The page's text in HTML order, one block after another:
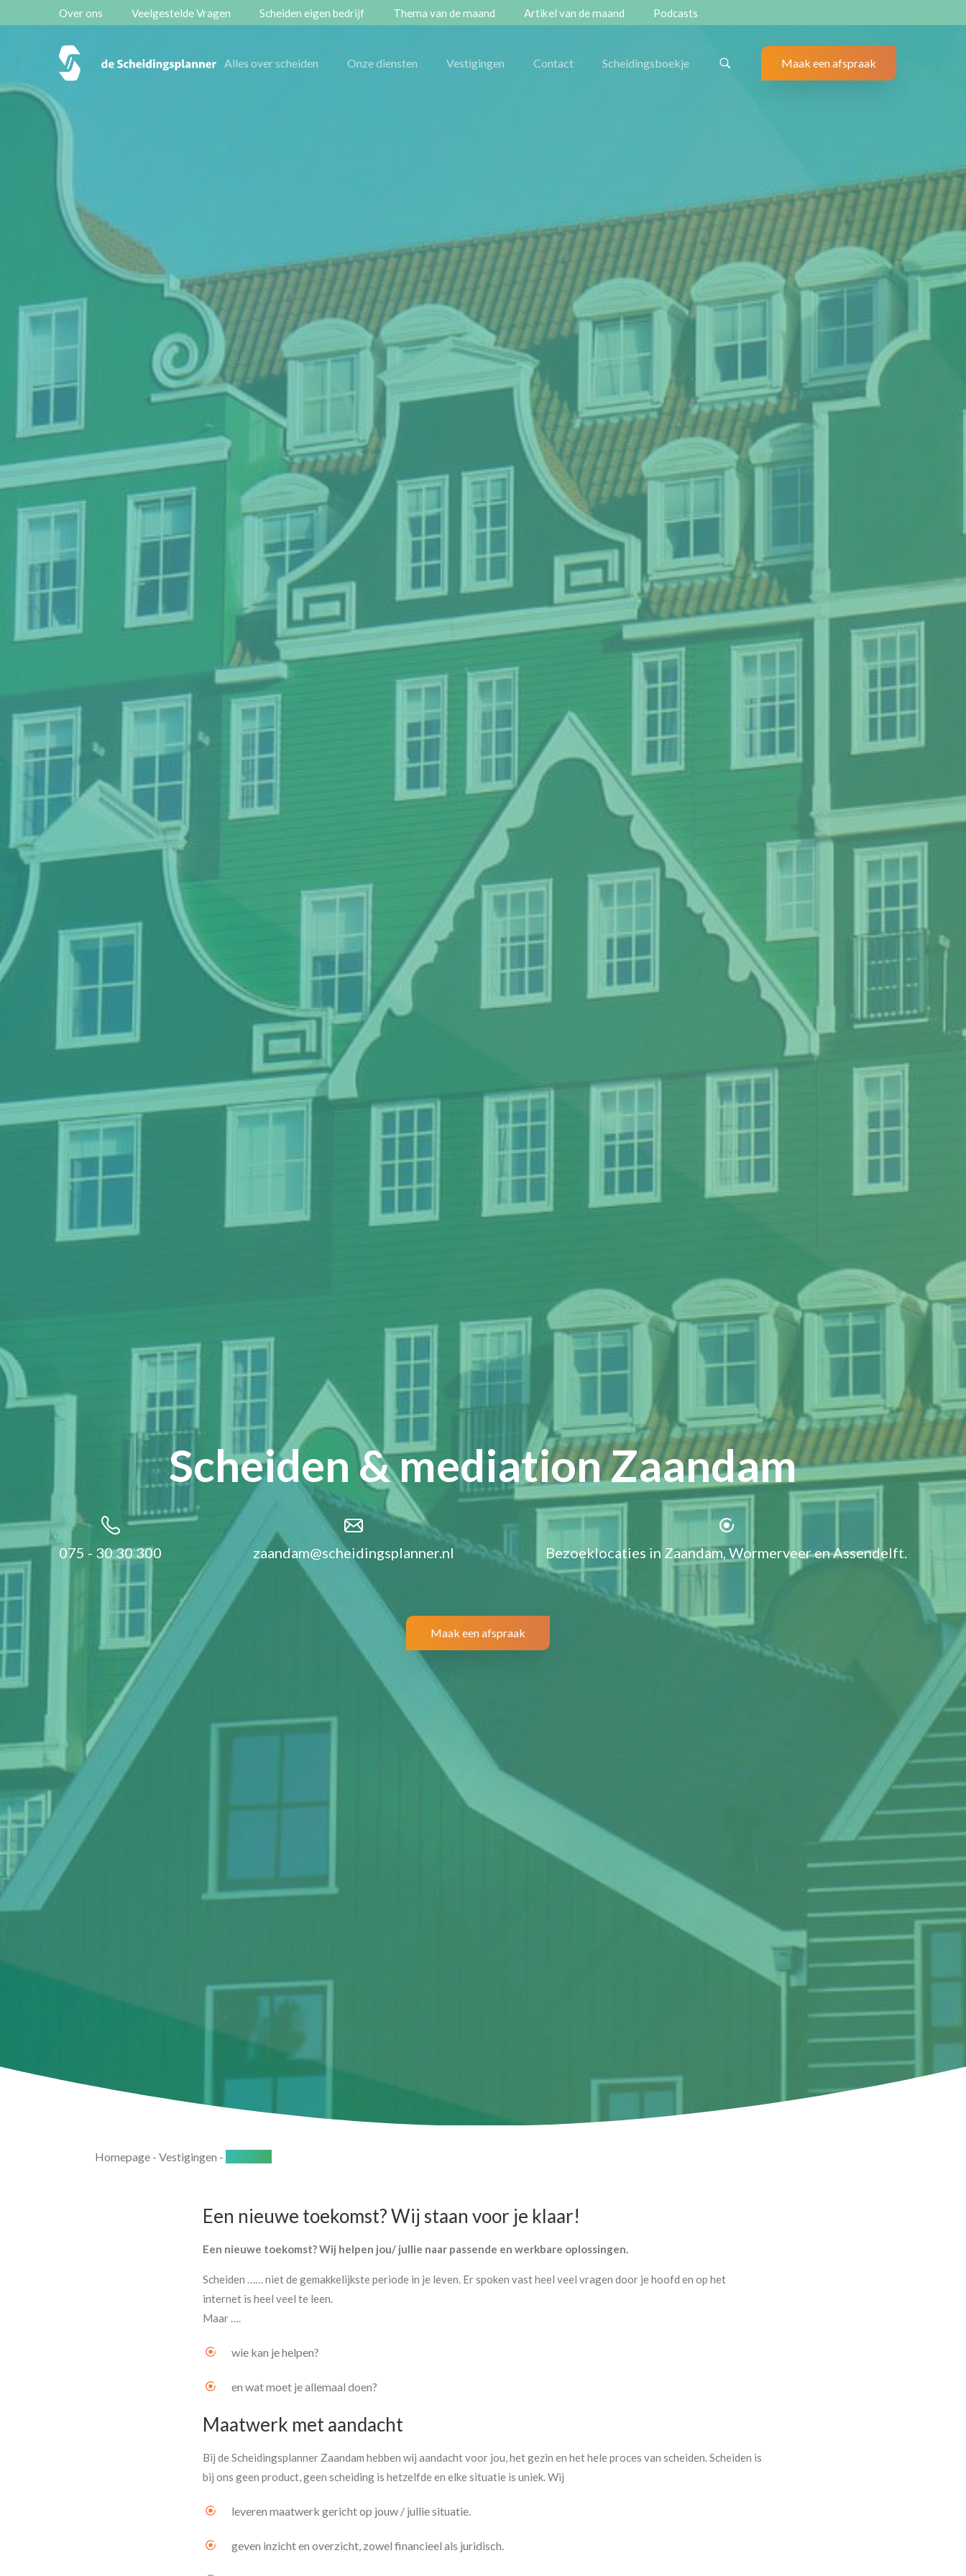
Over ons Veelgestelde Vragen Scheiden eigen bedrijf Thema van de maand Artikel van de maand Podcasts
Alles over scheiden Onze diensten Vestigingen Contact Scheidingsboekje Maak een afspraak
Contact
Scheidingsboekje
Over ons
Veelgestelde Vragen
Scheiden eigen bedrijf
Thema van de maand
Artikel van de maand
Podcasts
Scheiden & mediation Zaandam
075 - 30 30 300 zaandam@scheidingsplanner.nl Bezoeklocaties in Zaandam, Wormerveer en Assendelft.
Maak een afspraak
Homepage - Vestigingen -
Een nieuwe toekomst? Wij staan voor je klaar!
Een nieuwe toekomst? Wij helpen jou/ jullie naar passende en werkbare oplossingen.
Scheiden …… niet de gemakkelijkste periode in je leven. Er spoken vast heel veel vragen door je hoofd en op het
internet is heel veel te leen.
Maar ….
wie kan je helpen?
en wat moet je allemaal doen?
Maatwerk met aandacht
Bij de Scheidingsplanner Zaandam hebben wij aandacht voor jou, het gezin en het hele proces van scheiden. Scheiden is
bij ons geen product, geen scheiding is hetzelfde en elke situatie is uniek. Wij
leveren maatwerk gericht op jouw / jullie situatie.
geven inzicht en overzicht, zowel financieel als juridisch.